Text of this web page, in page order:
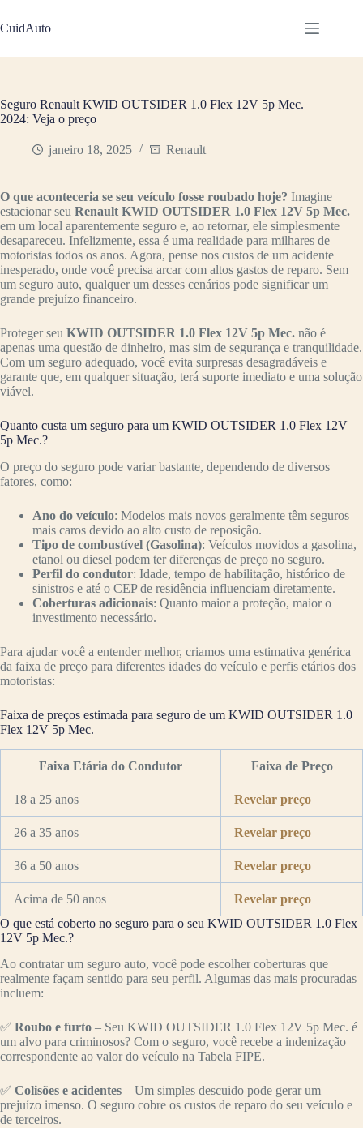
para
o
CuidAuto
Seguro Renault KWID OUTSIDER 1.0 Flex 12V 5p Mec.
2024: Veja o preço
janeiro 18, 2025 Renault
O que aconteceria se seu veículo fosse roubado hoje? Imagine
estacionar seu Renault KWID OUTSIDER 1.0 Flex 12V 5p Mec.
em um local aparentemente seguro e, ao retornar, ele simplesmente
desapareceu. Infelizmente, essa é uma realidade para milhares de
motoristas todos os anos. Agora, pense nos custos de um acidente
inesperado, onde você precisa arcar com altos gastos de reparo. Sem
um seguro auto, qualquer um desses cenários pode significar um
grande prejuízo financeiro.
Proteger seu KWID OUTSIDER 1.0 Flex 12V 5p Mec. não é
apenas uma questão de dinheiro, mas sim de segurança e tranquilidade.
Com um seguro adequado, você evita surpresas desagradáveis e
garante que, em qualquer situação, terá suporte imediato e uma solução
viável.
Quanto custa um seguro para um KWID OUTSIDER 1.0 Flex 12V
5p Mec.?
O preço do seguro pode variar bastante, dependendo de diversos
fatores, como:
Ano do veículo: Modelos mais novos geralmente têm seguros
mais caros devido ao alto custo de reposição.
Tipo de combustível (Gasolina): Veículos movidos a gasolina,
etanol ou diesel podem ter diferenças de preço no seguro.
Perfil do condutor: Idade, tempo de habilitação, histórico de
sinistros e até o CEP de residência influenciam diretamente.
Coberturas adicionais: Quanto maior a proteção, maior o
investimento necessário.
Para ajudar você a entender melhor, criamos uma estimativa genérica
da faixa de preço para diferentes idades do veículo e perfis etários dos
motoristas:
Faixa de preços estimada para seguro de um KWID OUTSIDER 1.0
Flex 12V 5p Mec.
Faixa Etária do Condutor Faixa de Preço
18 a 25 anos Revelar preço
26 a 35 anos Revelar preço
36 a 50 anos Revelar preço
Acima de 50 anos
Revelar preço
O que está coberto no seguro para o seu KWID OUTSIDER 1.0 Flex
12V 5p Mec.?
Ao contratar um seguro auto, você pode escolher coberturas que
realmente façam sentido para seu perfil. Algumas das mais procuradas
incluem:
✅ Roubo e furto – Seu KWID OUTSIDER 1.0 Flex 12V 5p Mec. é
um alvo para criminosos? Com o seguro, você recebe a indenização
correspondente ao valor do veículo na Tabela FIPE.
✅ Colisões e acidentes – Um simples descuido pode gerar um
prejuízo imenso. O seguro cobre os custos de reparo do seu veículo e
de terceiros.